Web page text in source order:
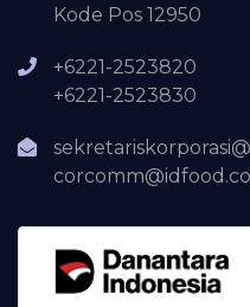
Kode Pos 12950
+6221-2523820
+6221-2523830